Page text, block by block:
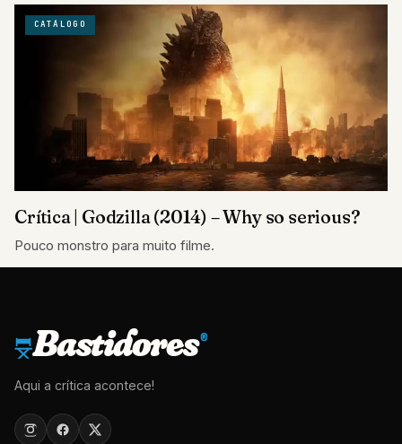
CATÁLOGO
Crítica | Godzilla (2014) – Why so serious?
Pouco monstro para muito filme.
Bastidores®
Aqui a crítica acontece!